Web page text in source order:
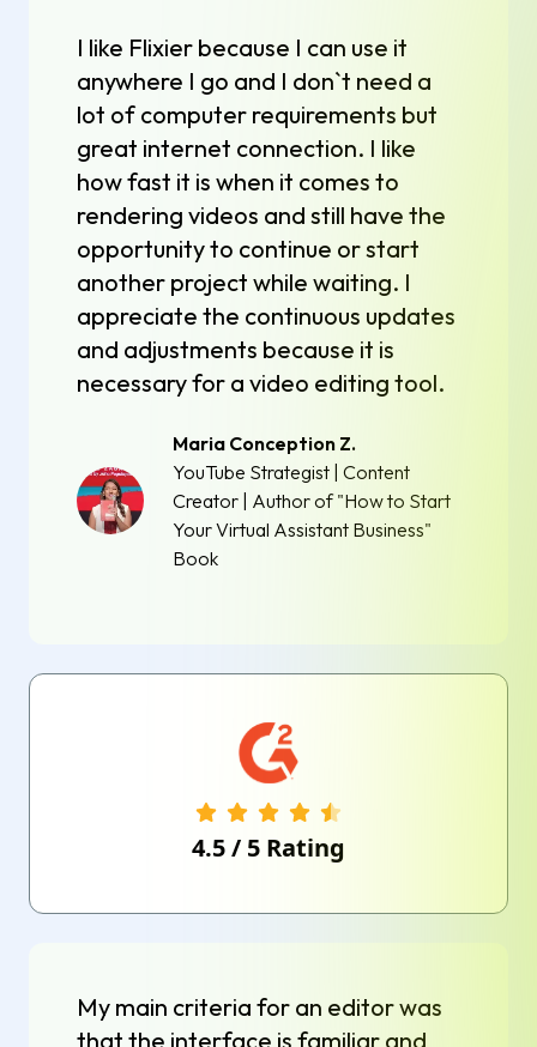
I like Flixier because I can use it
anywhere I go and I don`t need a
lot of computer requirements but
great internet connection. I like
how fast it is when it comes to
rendering videos and still have the
opportunity to continue or start
another project while waiting. I
appreciate the continuous updates
and adjustments because it is
necessary for a video editing tool.
Maria Conception Z.
YouTube Strategist | Content
Creator | Author of "How to Start
Your Virtual Assistant Business"
Book
4.5/ 5 Rating
My main criteria for an editor was
that the interface is familiar and